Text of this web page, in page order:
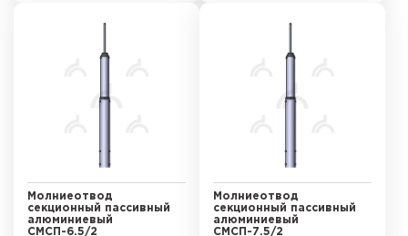
Молниеотвод
секционный пассивный
алюминиевый
СМСП-6.5/2
Молниеотвод
секционный пассивный
алюминиевый
СМСП-7.5/2